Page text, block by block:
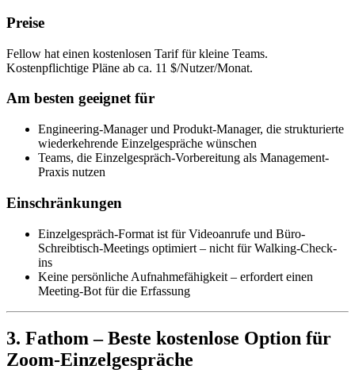
Preise
Fellow hat einen kostenlosen Tarif für kleine Teams.
Kostenpflichtige Pläne ab ca. 11 $/Nutzer/Monat.
Am besten geeignet für
Engineering-Manager und Produkt-Manager, die strukturierte
wiederkehrende Einzelgespräche wünschen
Teams, die Einzelgespräch-Vorbereitung als Management-
Praxis nutzen
Einschränkungen
Einzelgespräch-Format ist für Videoanrufe und Büro-
Schreibtisch-Meetings optimiert – nicht für Walking-Check-
ins
Keine persönliche Aufnahmefähigkeit – erfordert einen
Meeting-Bot für die Erfassung
3. Fathom – Beste kostenlose Option für
Zoom-Einzelgespräche